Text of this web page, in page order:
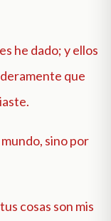
he dado; y ellos
que
sino por
cosas son mis